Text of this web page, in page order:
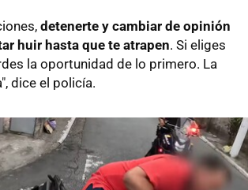
detenerte y cambiar de opinión
huir hasta que te atrapen. Si eliges
la oportunidad de lo primero. La
dice el policía.